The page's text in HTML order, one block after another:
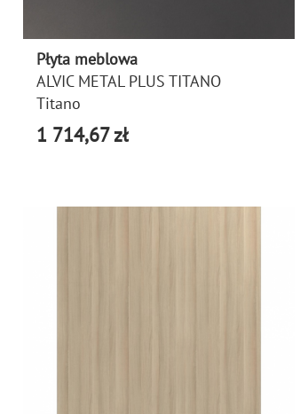
Płyta meblowa
ALVIC METAL PLUS TITANO
Titano
1 714,67 zł